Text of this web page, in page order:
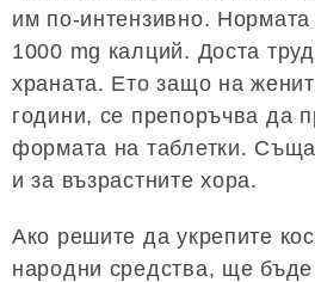
им по-интензивно.
1000 mg калций. Доста
храната. Ето защо на
години, се препоръчва да
формата на таблетки.
и за възрастните хора.
Ако решите да укрепите
народни средства, ще